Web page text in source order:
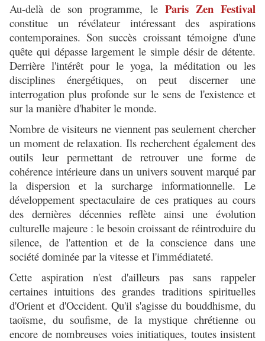
Au-delà de son programme, le Paris Zen Festival
constitue un révélateur intéressant des aspirations
contemporaines. Son succès croissant témoigne d'une
quête qui dépasse largement le simple désir de détente.
Derrière l'intérêt pour le yoga, la méditation ou les
disciplines énergétiques, on peut discerner une
interrogation plus profonde sur le sens de l'existence et
sur la manière d'habiter le monde.
Nombre de visiteurs ne viennent pas seulement chercher
un moment de relaxation. Ils recherchent également des
outils leur permettant de retrouver une forme de
cohérence intérieure dans un univers souvent marqué par
la dispersion et la surcharge informationnelle. Le
développement spectaculaire de ces pratiques au cours
des dernières décennies reflète ainsi une évolution
culturelle majeure : le besoin croissant de réintroduire du
silence, de l'attention et de la conscience dans une
société dominée par la vitesse et l'immédiateté.
Cette aspiration n'est d'ailleurs pas sans rappeler
certaines intuitions des grandes traditions spirituelles
d'Orient et d'Occident. Qu'il s'agisse du bouddhisme, du
taoïsme, du soufisme, de la mystique chrétienne ou
encore de nombreuses voies initiatiques, toutes insistent